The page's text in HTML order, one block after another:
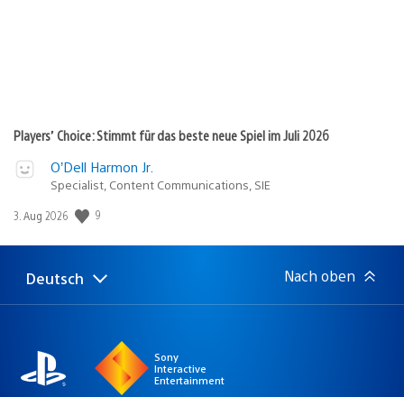
Players’ Choice: Stimmt für das beste neue Spiel im Juli 2026
O’Dell Harmon Jr.
Specialist, Content Communications, SIE
Veröffentlichungsdatum:
3. Aug 2026 9
Select
Aktuelle
Deutsch Nach oben
Sony
Interactive
Entertainment